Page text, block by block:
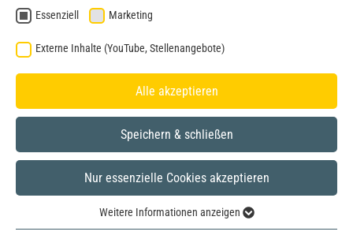
Essenziell Marketing
Externe Inhalte (YouTube, Stellenangebote)
Alle akzeptieren
Speichern & schließen
Nur essenzielle Cookies akzeptieren
Weitere Informationen anzeigen